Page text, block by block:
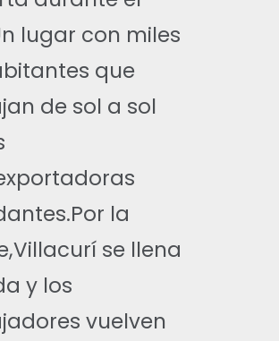
lugar con miles
que
de sol a sol
la
se llena
y los
vuelven